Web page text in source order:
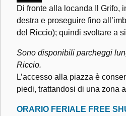
Di fronte alla locanda Il Grifo,
destra e proseguire fino
del Riccio); quindi svoltare a
Sono disponibili parcheggi
Riccio.
L’accesso alla piazza è
piedi, trattandosi di una zona
ORARIO FERIALE FREE